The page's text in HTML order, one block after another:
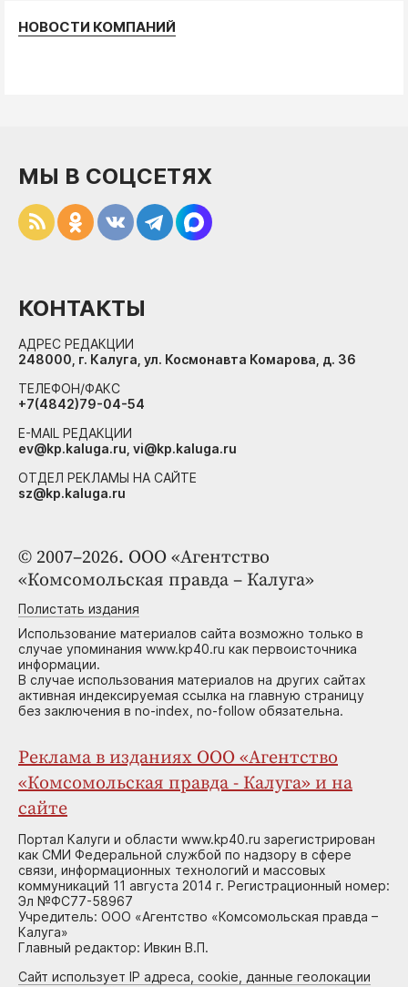
НОВОСТИ КОМПАНИЙ
© 2007–2026. ООО «Агентство
«Комсомольская правда – Калуга»
Полистать издания
Использование материалов сайта возможно только в
случае упоминания www.kp40.ru как первоисточника
информации.
В случае использования материалов на других сайтах
активная индексируемая ссылка на главную страницу
без заключения в no-index, no-follow обязательна.
Реклама в изданиях ООО «Агентство
«Комсомольская правда - Калуга» и на
сайте
Портал Калуги и области www.kp40.ru зарегистрирован
как СМИ Федеральной службой по надзору в сфере
связи, информационных технологий и массовых
коммуникаций 11 августа 2014 г. Регистрационный номер:
Эл №ФС77-58967
Учредитель: ООО «Агентство «Комсомольская правда –
Калуга»
Главный редактор: Ивкин В.П.
Сайт использует IP адреса, cookie, данные геолокации
МЫ В СОЦСЕТЯХ
КОНТАКТЫ
АДРЕС РЕДАКЦИИ
248000, г. Калуга, ул. Космонавта Комарова, д. 36
ТЕЛЕФОН/ФАКС
+7(4842)79-04-54
E-MAIL РЕДАКЦИИ
ev@kp.kaluga.ru, vi@kp.kaluga.ru
ОТДЕЛ РЕКЛАМЫ НА САЙТЕ
sz@kp.kaluga.ru